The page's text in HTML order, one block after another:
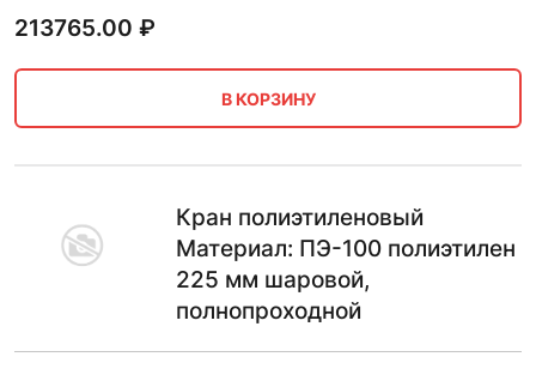
213765.00 ₽
В КОРЗИНУ
Кран полиэтиленовый
Материал: ПЭ-100 полиэтилен
225 мм шаровой,
полнопроходной